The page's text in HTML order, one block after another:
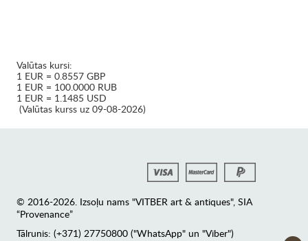
Valūtas kursi:
1 EUR = 0.8557 GBP
1 EUR = 100.0000 RUB
1 EUR = 1.1485 USD
(Valūtas kurss uz 09-08-2026)
© 2016-2026. Izsoļu nams "VITBER art & antiques", SIA
“Provenance”
Tālrunis: (+371) 27750800 ("WhatsApp" un "Viber")